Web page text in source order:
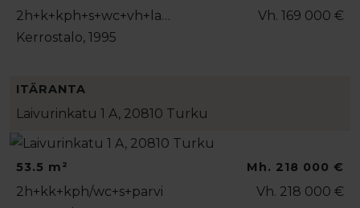
2h+k+kph+s+wc+vh+la…
Kerrostalo, 1995
Vh. 169 000 €
ITÄRANTA
Laivurinkatu 1 A, 20810 Turku
53.5 m²
2h+kk+kph/wc+s+parvi
Mh. 218 000 €
Vh. 218 000 €